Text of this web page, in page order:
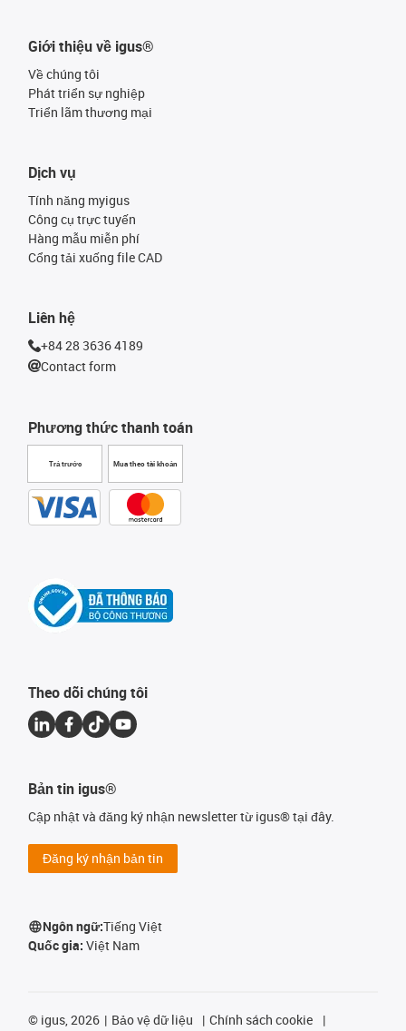
Giới thiệu về igus®
Về chúng tôi
Phát triển sự nghiệp
Triển lãm thương mại
Phương thức thanh toán
Trả trước Mua theo tài khoản
Dịch vụ
Tính năng myigus
Công cụ trực tuyến
Hàng mẫu miễn phí
Cổng tải xuống file CAD
Liên hệ
+84 28 3636 4189
Contact form
Theo dõi chúng tôi
Bản tin igus®
Cập nhật và đăng ký nhận newsletter từ igus® tại đây.
Đăng ký nhận bản tin
Ngôn ngữ:Tiếng Việt
Quốc gia: Việt Nam
© igus, 2026 Bảo vệ dữ liệu
Chính sách cookie